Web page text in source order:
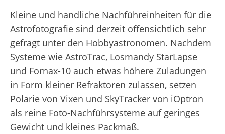
Kleine und handliche Nachführeinheiten für die
Astrofotografie sind derzeit offensichtlich sehr
gefragt unter den Hobbyastronomen. Nachdem
Systeme wie AstroTrac, Losmandy StarLapse
und Fornax-10 auch etwas höhere Zuladungen
in Form kleiner Refraktoren zulassen, setzen
Polarie von Vixen und SkyTracker von iOptron
als reine Foto-Nachführsysteme auf geringes
Gewicht und kleines Packmaß.